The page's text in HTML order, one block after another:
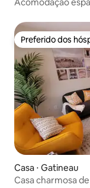
Preferido dos
Preferido dos
Casa ⋅ Gatineau
Casa charmosa